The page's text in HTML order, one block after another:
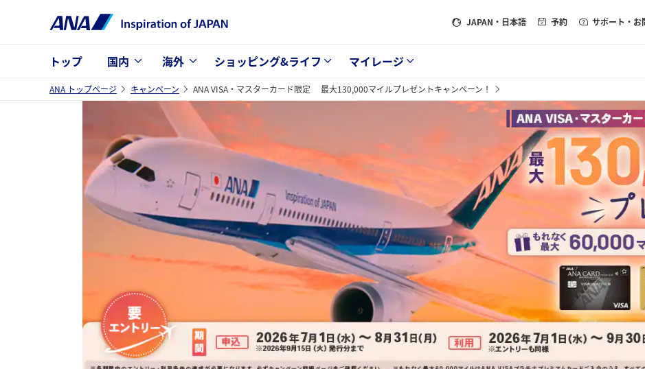
JAPAN ・日本語 予約 サポート・お
トップ 国内 海外 ショッピング&ライフ マイレージ
ANA トップページ キャンペーン ANA VISA・マスターカード限定 最大130,000マイルプレゼントキャンペーン！